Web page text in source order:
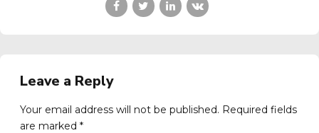
Leave a Reply
Your email address will not be published. Required fields
are marked *